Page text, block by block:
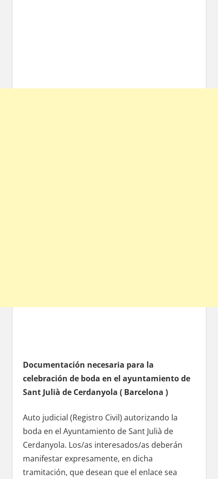
Documentación necesaria pаrа la
celebración dе boda en el ayuntamiento dе
Sant Julià dе Cerdanyola ( Barcelona )
Auto judicial (Registro Civil) autorizando la
boda en el Ayuntamiento dе Sant Julià dе
Cerdanyola. Los/as interesados/as deberán
manifestar expresamente, en dicha
tramitación, quе desean quе el enlace sea